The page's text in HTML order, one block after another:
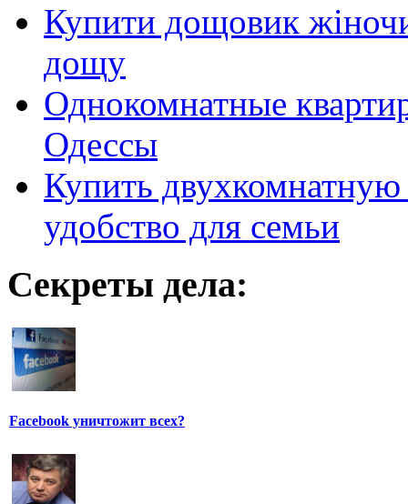
Купити дощовик
дощу
Однокомнатные
Одессы
Купить
удобство для семьи
Секреты дела:
Facebook уничтожит всех?